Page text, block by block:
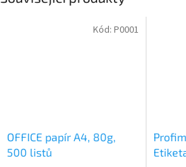
OFFICE papír A4, 80g,
500 listů
Kód: P0001